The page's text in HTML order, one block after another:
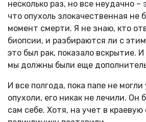
несколько раз, но все неудачно –
что опухоль злокачественная не
момент смерти. Я не знаю, кто
биопсии, и разбираются ли с
это был рак, показало вскрытие.
мы должны были еще
И все полгода, пока папе не
опухоли, его никак не лечили. Он
сам себе. Хотя, на учет в краевую